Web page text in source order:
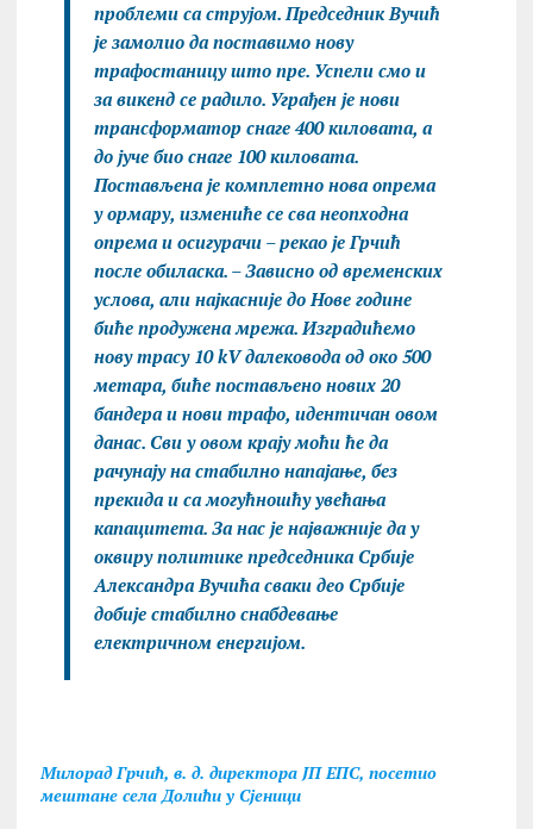
проблеми са струјом. Председник Вучић
је замолио да поставимо нову
трафостаницу што пре. Успели смо и
за викенд се радило. Уграђен је нови
трансформатор снаге 400 киловата, а
до јуче био снаге 100 киловата.
Постављена је комплетно нова опрема
у ормару, измениће се сва неопходна
опрема и осигурачи – рекао је Грчић
после обиласка. – Зависно од временских
услова, али најкасније до Нове године
биће продужена мрежа. Изградићемо
нову трасу 10 kV далековода од око 500
метара, биће постављено нових 20
бандера и нови трафо, идентичан овом
данас. Сви у овом крају моћи ће да
рачунају на стабилно напајање, без
прекида и са могућношћу увећања
капацитета. За нас је најважније да у
оквиру политике председника Србије
Александра Вучића сваки део Србије
добије стабилно снабдевање
електричном енергијом.
Милорад Грчић, в. д. директора ЈП ЕПС, посетио
мештане села Долићи у Сјеници